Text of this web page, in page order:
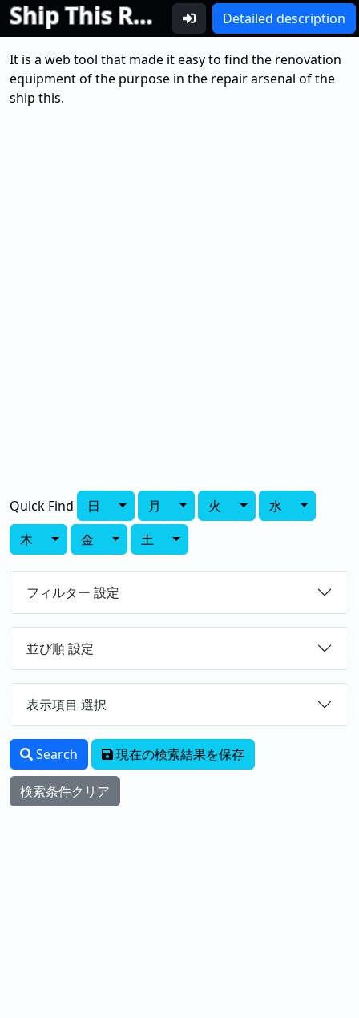
Ship This Renovation Arsenal Search Tool Ver 0.50 Detailed description
It is a web tool that made it easy to find the renovation
equipment of the purpose in the repair arsenal of the
ship this.
Quick Find 日 Toggle Dropdown
月 Toggle Dropdown
火 Toggle Dropdown
水
Toggle
木
Toggle Dropdown
金 Toggle Dropdown
土 Toggle Dropdown
フィルター 設定
並び順 設定
表示項目 選択
Search 現在の検索結果を保存
検索条件クリア